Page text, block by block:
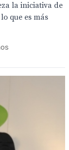
la iniciativa de
que es más